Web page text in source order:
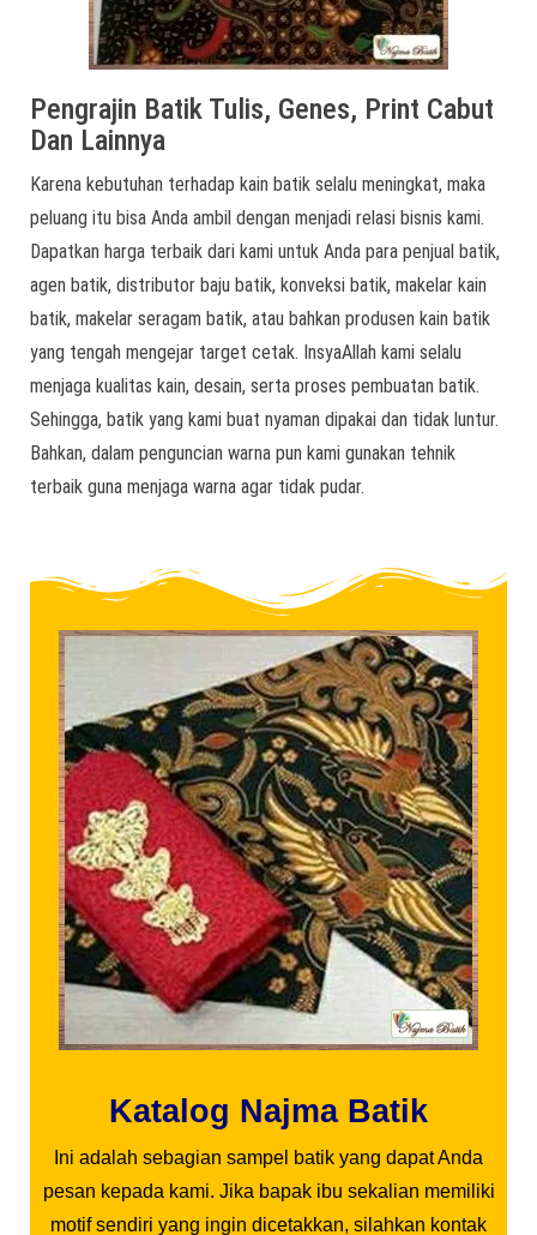
Pengrajin Batik Tulis, Genes, Print Cabut
Dan Lainnya
Karena kebutuhan terhadap kain batik selalu meningkat, maka
peluang itu bisa Anda ambil dengan menjadi relasi bisnis kami.
Dapatkan harga terbaik dari kami untuk Anda para penjual batik,
agen batik, distributor baju batik, konveksi batik, makelar kain
batik, makelar seragam batik, atau bahkan produsen kain batik
yang tengah mengejar target cetak. InsyaAllah kami selalu
menjaga kualitas kain, desain, serta proses pembuatan batik.
Sehingga, batik yang kami buat nyaman dipakai dan tidak luntur.
Bahkan, dalam penguncian warna pun kami gunakan tehnik
terbaik guna menjaga warna agar tidak pudar.
Katalog Najma Batik
Ini adalah sebagian sampel batik yang dapat Anda
pesan kepada kami. Jika bapak ibu sekalian memiliki
motif sendiri yang ingin dicetakkan, silahkan kontak